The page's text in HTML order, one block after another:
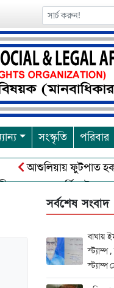
সংস্কৃতি পরিবার
আশুলিয়ায় ফুটপাত হকার
পূর্নিমা উৎসব শুরু
সর্বশেষ সংবাদ
বাঘায়
স্ট্যাম্প
স্ট্যাম্প